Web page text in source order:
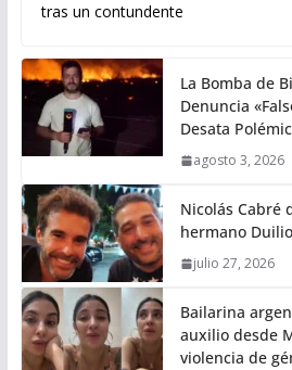
tras un contundente
La Bomba de
Denuncia
Desata
agosto 3, 2026
Nicolás Cabré
hermano
julio 27, 2026
Bailarina
auxilio desde
violencia de